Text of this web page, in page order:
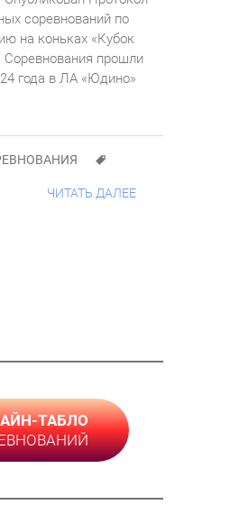
соревнований по
на коньках «Кубок
Соревнования прошли
года в ЛА «Юдино»
ЧИТАТЬ ДАЛЕЕ
ТАБЛО